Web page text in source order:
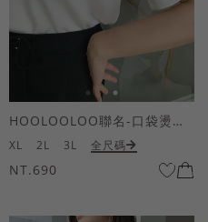
HOOLOOLOO聯名-口袋燙金KUKU熊短袖上衣
XL 2L 3L 全尺碼
NT.690